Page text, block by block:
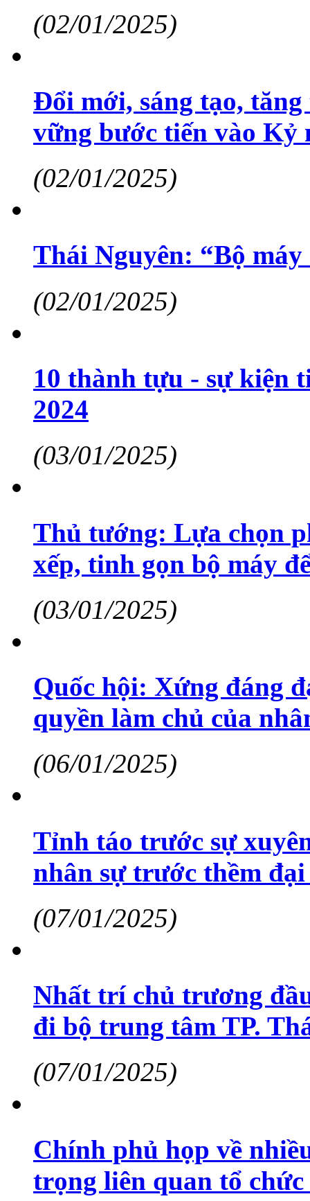
(02/01/2025)
Đổi mới, sáng tạo,
vững bước tiến vào Kỷ
(02/01/2025)
Thái Nguyên: “Bộ máy
(02/01/2025)
10 thành tựu - sự kiện
2024
(03/01/2025)
Thủ tướng: Lựa chọn
xếp, tinh gọn bộ máy
(03/01/2025)
Quốc hội: Xứng đáng
quyền làm chủ của
(06/01/2025)
Tỉnh táo trước sự
nhân sự trước thềm
(07/01/2025)
Nhất trí chủ trương
đi bộ trung tâm TP.
(07/01/2025)
Chính phủ họp về
trọng liên quan tổ chức